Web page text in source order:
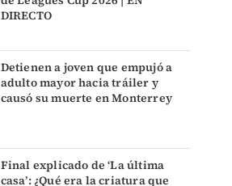
DIRECTO
Detienen a joven que empujó a
adulto mayor hacia tráiler y
causó su muerte en Monterrey
Final explicado de ‘La última
casa’: ¿Qué era la criatura que